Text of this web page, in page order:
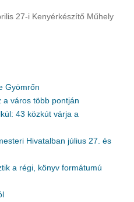
27-i Kenyérkészítő Műhely
Gyömrőn
a város több pontján
43 közkút várja a
Hivatalban július 27. és
a régi, könyv formátumú